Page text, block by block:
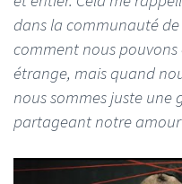
dans la communauté
comment nous
étrange, mais quand
nous sommes juste une
partageant notre